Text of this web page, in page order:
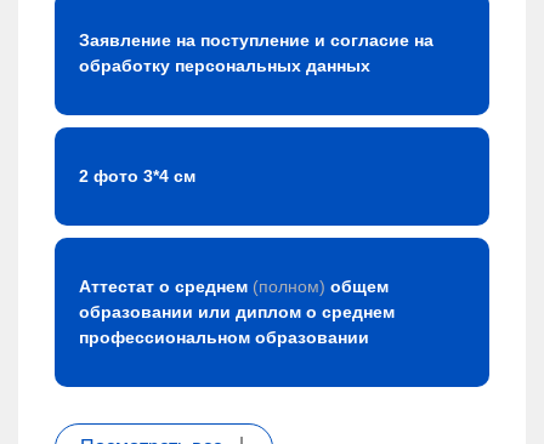
Заявление на поступление и согласие на
обработку персональных данных
2 фото 3*4 см
Аттестат о среднем (полном) общем
образовании или диплом о среднем
профессиональном образовании